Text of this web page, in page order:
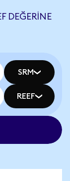
DEĞERINE
SRM
REEF